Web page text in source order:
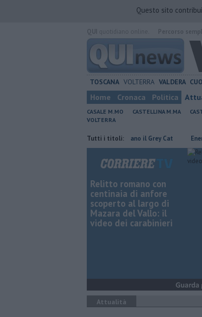
Questo sito
TOSCANA VOLTERRA VALDERA
Home Cronaca Politica
CASALE M.MO CASTELLINA M.MA
VOLTERRA
Tutti i titoli:
Rea e Martux M animano il Grey Cat Energia
Relitto romano con
centinaia di anfore
scoperto al largo di
Mazara del Vallo: il
video dei carabinieri
Attualità